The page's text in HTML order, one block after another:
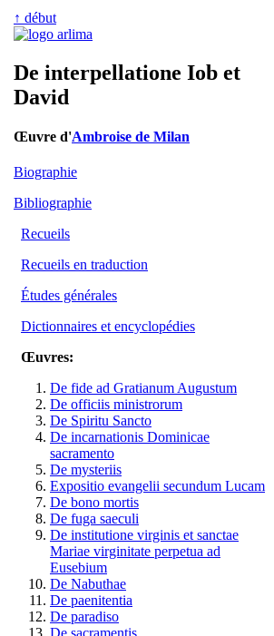
↑ début
De interpellatione Iob et
David
Œuvre d'Ambroise de Milan
Biographie
Bibliographie
Recueils
Recueils en traduction
Études générales
Dictionnaires et encyclopédies
Œuvres:
De fide ad Gratianum Augustum
De officiis ministrorum
De Spiritu Sancto
De incarnationis Dominicae
sacramento
De mysteriis
Expositio evangelii secundum Lucam
De bono mortis
De fuga saeculi
De institutione virginis et sanctae
Mariae virginitate perpetua ad
Eusebium
De Nabuthae
De paenitentia
De paradiso